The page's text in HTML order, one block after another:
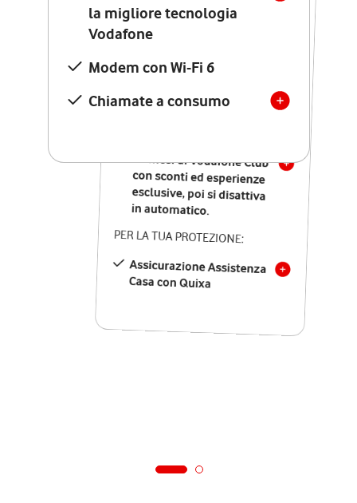
la migliore tecnologia
Vodafone
Modem con Wi-Fi 6
Chiamate a consumo
Vodafone
Modem Seven con Wi-Fi 7
Chiamate illimitate verso
numeri fissi e mobili
nazionali
12 mesi di Vodafone Club
con sconti ed esperienze
esclusive, poi si disattiva
in automatico.
PER LA TUA PROTEZIONE:
Assicurazione Assistenza
Casa con Quixa